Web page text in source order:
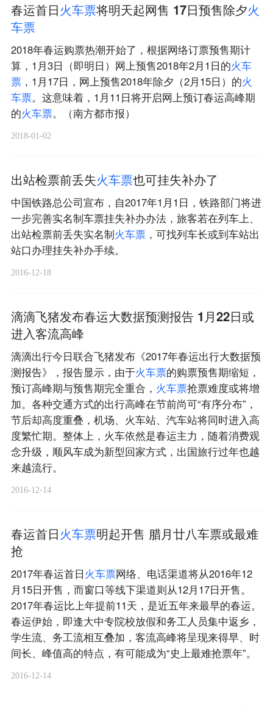
春运首日火车票将明天起网售 17日预售除夕火
车票
2018年春运购票热潮开始了，根据网络订票预售期计
算，1月3日（即明日）网上预售2018年2月1日的火车
票，1月17日，网上预售2018年除夕（2月15日）的火
车票。这意味着，1月11日将开启网上预订春运高峰期
的火车票。（南方都市报）
2018-01-02
出站检票前丢失火车票也可挂失补办了
中国铁路总公司宣布，自2017年1月1日，铁路部门将进
一步完善实名制车票挂失补办办法，旅客若在列车上、
出站检票前丢失实名制火车票，可找列车长或到车站出
站口办理挂失补办手续。
2016-12-18
滴滴飞猪发布春运大数据预测报告 1月22日或
进入客流高峰
滴滴出行今日联合飞猪发布《2017年春运出行大数据预
测报告》，报告显示，由于火车票的购票预售期缩短，
预订高峰期与预售期完全重合， 火车票抢票难度或将增
加。各种交通方式的出行高峰在节前尚可“有序分布”，
节后却高度重叠，机场、火车站、汽车站将同时进入高
度繁忙期。整体上，火车依然是春运主力，随着消费观
念升级，顺风车成为新型回家方式，出国旅行过年也越
来越流行。
2016-12-14
春运首日火车票明起开售 腊月廿八车票或最难
抢
2017年春运首日火车票网络、电话渠道将从2016年12
月15日开售，而窗口等线下渠道则从12月17日开售。
2017年春运比上年提前11天，是近五年来最早的春运。
春运伊始，即逢大中专院校放假和务工人员集中返乡，
学生流、务工流相互叠加，客流高峰将呈现来得早、时
间长、峰值高的特点，有可能成为“史上最难抢票年”。
2016-12-14